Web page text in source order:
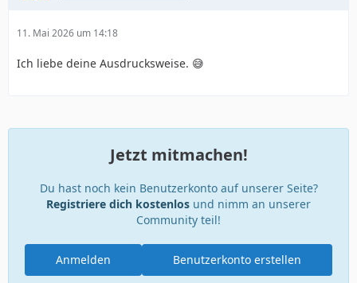
11. Mai 2026 um 14:18
Ich liebe deine Ausdrucksweise. 😅
Jetzt mitmachen!
Du hast noch kein Benutzerkonto auf unserer Seite?
Registriere dich kostenlos und nimm an unserer
Community teil!
Benutzerkonto erstellen
Anmelden